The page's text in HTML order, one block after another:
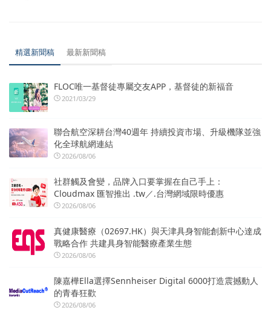
精選新聞稿 最新新聞稿
FLOC唯一基督徒專屬交友APP，基督徒的新福音
2021/03/29
聯合航空深耕台灣40週年 持續投資市場、升級機隊並強
化全球航網連結
2026/08/06
社群觸及會變，品牌入口要掌握在自己手上：
Cloudmax 匯智推出 .tw／.台灣網域限時優惠
2026/08/06
真健康醫療（02697.HK）與天津具身智能創新中心達成
戰略合作 共建具身智能醫療產業生態
2026/08/06
陳嘉樺Ella選擇Sennheiser Digital 6000打造震撼動人
的青春狂歡
2026/08/06